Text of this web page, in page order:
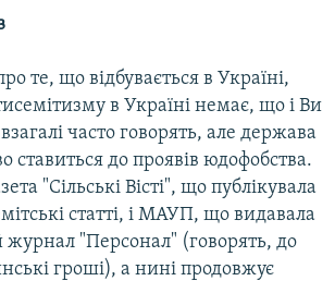
те, що відбувається в Україні,
в Україні немає, що і Ви
часто говорять, але держава
ставиться до проявів юдофобства.
"Сільські Вісті", що публікувала
статті, і МАУП, що видавала
журнал "Персонал" (говорять, до
гроші), а нині продовжує